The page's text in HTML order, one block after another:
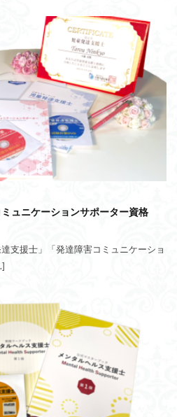
ュニケーションサポーター資格
支援士」「発達障害コミュニケーショ